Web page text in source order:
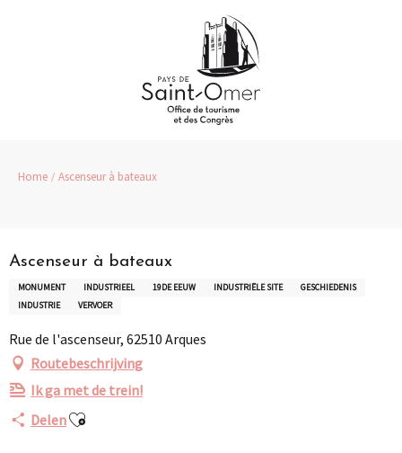
Home Ascenseur à bateaux
Ascenseur à bateaux
MONUMENT INDUSTRIEEL 19DE EEUW INDUSTRIËLE SITE
GESCHIEDENIS
INDUSTRIE
VERVOER
Rue de l'ascenseur, 62510 Arques
Routebeschrijving
Ik ga met de trein!
DelenAjouter aux favoris